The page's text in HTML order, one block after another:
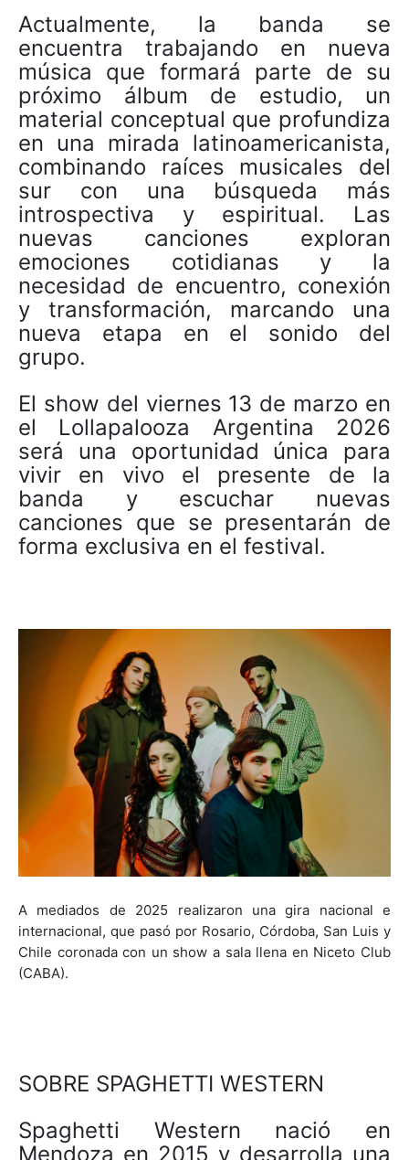
Actualmente, la banda se
encuentra trabajando en nueva
música que formará parte de su
próximo álbum de estudio, un
material conceptual que profundiza
en una mirada latinoamericanista,
combinando raíces musicales del
sur con una búsqueda más
introspectiva y espiritual. Las
nuevas canciones exploran
emociones cotidianas y la
necesidad de encuentro, conexión
y transformación, marcando una
nueva etapa en el sonido del
grupo.
El show del viernes 13 de marzo en
el Lollapalooza Argentina 2026
será una oportunidad única para
vivir en vivo el presente de la
banda y escuchar nuevas
canciones que se presentarán de
forma exclusiva en el festival.
A mediados de 2025 realizaron una gira nacional e
internacional, que pasó por Rosario, Córdoba, San Luis y
Chile coronada con un show a sala llena en Niceto Club
(CABA).
SOBRE SPAGHETTI WESTERN
Spaghetti Western nació en
Mendoza en 2015 y desarrolla una